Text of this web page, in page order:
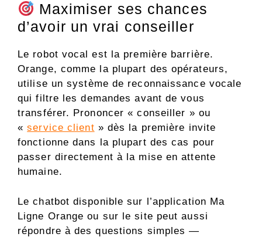
Maximiser ses chances
d’avoir un vrai conseiller
Le robot vocal est la première barrière.
Orange, comme la plupart des opérateurs,
utilise un système de reconnaissance vocale
qui filtre les demandes avant de vous
transférer. Prononcer « conseiller » ou
«service client » dès la première invite
fonctionne dans la plupart des cas pour
passer directement à la mise en attente
humaine.
Le chatbot disponible sur l’application Ma
Ligne Orange ou sur le site peut aussi
répondre à des questions simples —